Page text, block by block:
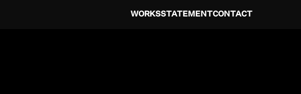
WORKSSTATEMENTCONTACT